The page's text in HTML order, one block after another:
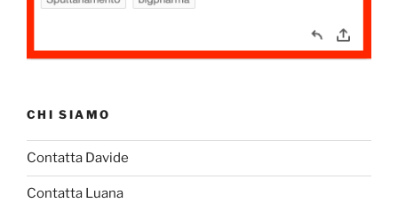
CHI SIAMO
Contatta Davide
Contatta Luana